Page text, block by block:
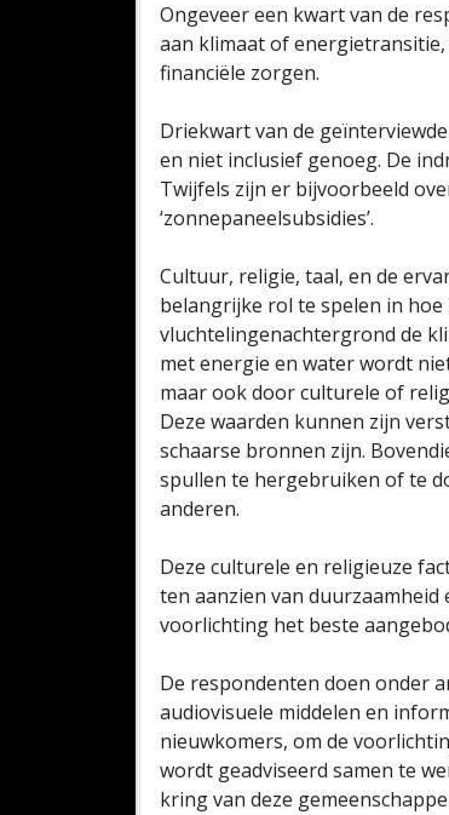
Ongeveer een kwart van de
aan klimaat of
financiële zorgen.
Driekwart van de
en niet inclusief genoeg. De
Twijfels zijn er bijvoorbeeld
‘zonnepaneelsubsidies’.
Cultuur, religie, taal, en de
belangrijke rol te spelen in
vluchtelingenachtergrond de
met energie en water wordt
maar ook door culturele of
Deze waarden kunnen zijn
schaarse bronnen zijn.
spullen te hergebruiken of te
anderen.
Deze culturele en religieuze
ten aanzien van
voorlichting het beste
De respondenten doen onder
audiovisuele middelen en
nieuwkomers, om de
wordt geadviseerd samen te
kring van deze